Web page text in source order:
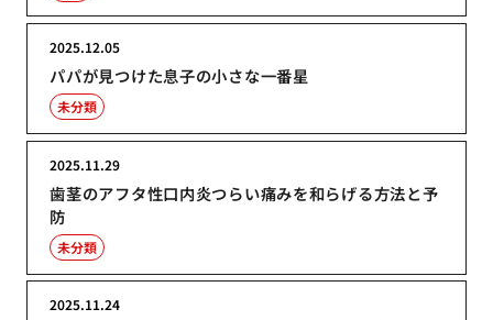
パパが見つけた息子の小さな一番星
2025.12.05
未分類
歯茎のアフタ性口内炎つらい痛みを和らげる方法と予
防
2025.11.29
未分類
2025.11.24